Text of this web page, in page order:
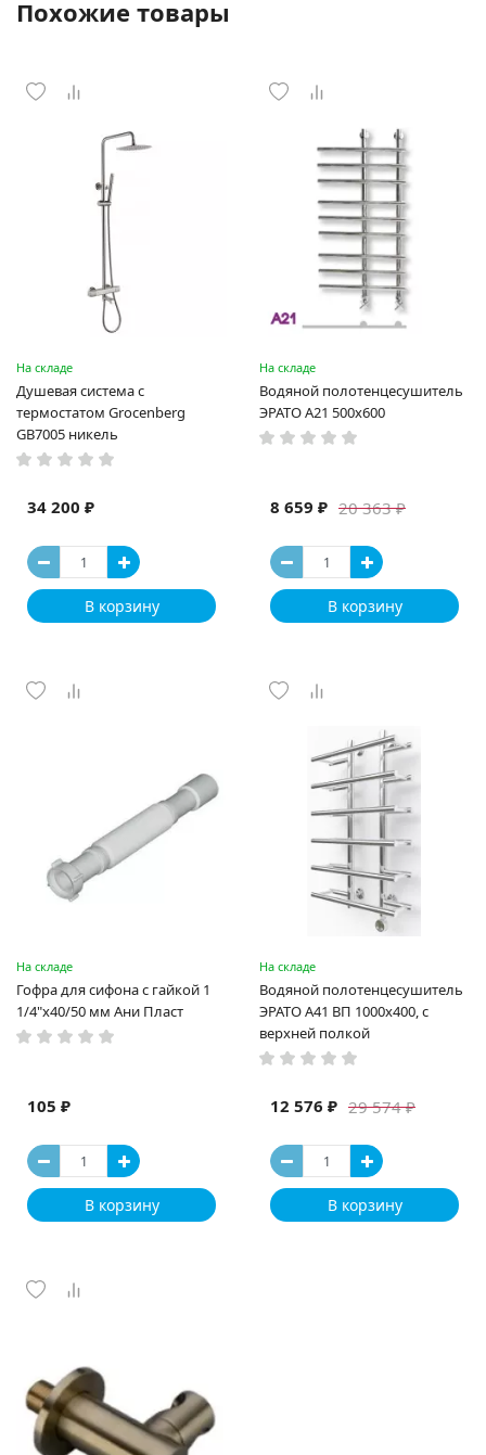
Похожие товары
На складе
Душевая система с
термостатом Grocenberg
GB7005 никель
34 200 ₽
В корзину
На складе
Водяной полотенцесушитель
ЭРАТО А21 500x600
20 363 ₽
8 659 ₽
В корзину
На складе
Гофра для сифона с гайкой 1
1/4"x40/50 мм Ани Пласт
105 ₽
В корзину
На складе
Водяной полотенцесушитель
ЭРАТО А41 ВП 1000x400, с
верхней полкой
29 574 ₽
12 576 ₽
В корзину